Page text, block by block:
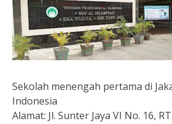
Sekolah menengah pertama di
Indonesia
Alamat: Jl. Sunter Jaya VI No. 16,